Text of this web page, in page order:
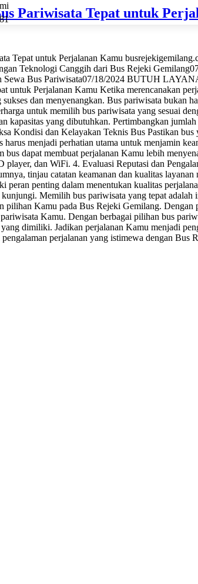
Pariwisata Tepat untuk
Tepat untuk Perjalanan Kamu
Teknologi Canggih dari Bus Rejeki
Sewa Bus Pariwisata07/18/2024 BUTUH
untuk Perjalanan Kamu Ketika merencanakan
sukses dan menyenangkan. Bus pariwisata bukan
untuk memilih bus pariwisata yang sesuai
kapasitas yang dibutuhkan. Pertimbangkan
Kondisi dan Kelayakan Teknis Bus Pastikan
harus menjadi perhatian utama untuk menjamin
bus dapat membuat perjalanan Kamu lebih
dan WiFi. 4. Evaluasi Reputasi dan
tinjau catatan keamanan dan kualitas
peran penting dalam menentukan kualitas
Memilih bus pariwisata yang tepat
pilihan Kamu pada Bus Rejeki Gemilang.
Kamu. Dengan berbagai pilihan bus
dimiliki. Jadikan perjalanan Kamu menjadi
perjalanan yang istimewa dengan